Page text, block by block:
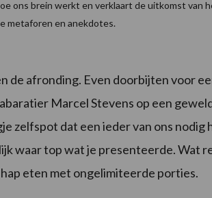
ons brein werkt en verklaart de uitkomst van
metaforen en anekdotes.
de afronding. Even doorbijten voor
Marcel Stevens op een
zelfspot dat een ieder van ons
waar top wat je presenteerde. Wat
eten met ongelimiteerde porties.